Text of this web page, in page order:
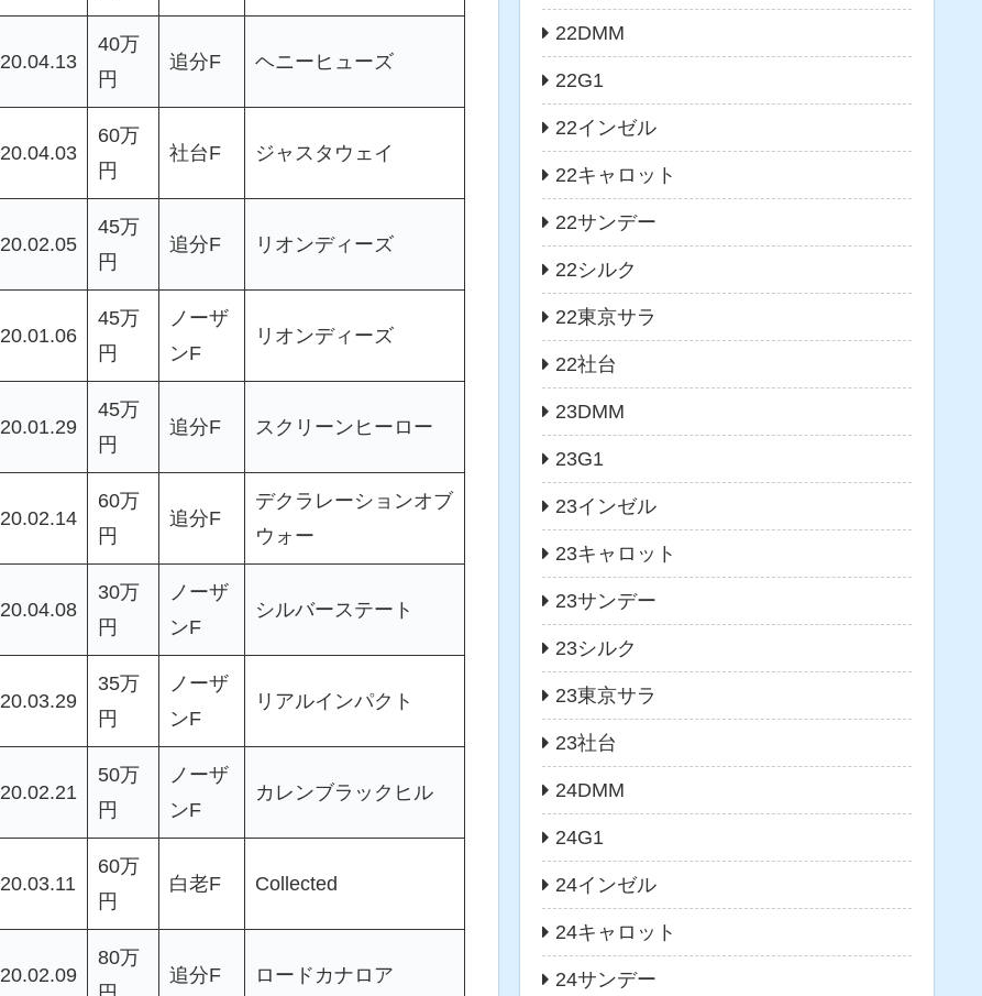
20.04.13
40万
円
追分F ヘニーヒューズ
20.04.03
60万
円
社台F ジャスタウェイ
20.02.05
45万
円
追分F リオンディーズ
20.01.06
45万
円
ノーザ
ンF
リオンディーズ
20.01.29
45万
円
追分F スクリーンヒーロー
20.02.14
60万
円
追分F
デクラレーションオブ
ウォー
20.04.08
30万
円
ノーザ
ンF
シルバーステート
20.03.29
35万
円
ノーザ
ンF
リアルインパクト
20.02.21
50万
円
ノーザ
ンF
カレンブラックヒル
20.03.11
60万
円
白老F Collected
20.02.09
80万
追分F ロードカナロア
22DMM
22G1
22インゼル
22キャロット
22サンデー
22シルク
22東京サラ
22社台
23DMM
23G1
23インゼル
23キャロット
23サンデー
23シルク
23東京サラ
23社台
24DMM
24G1
24インゼル
24キャロット
24サンデー